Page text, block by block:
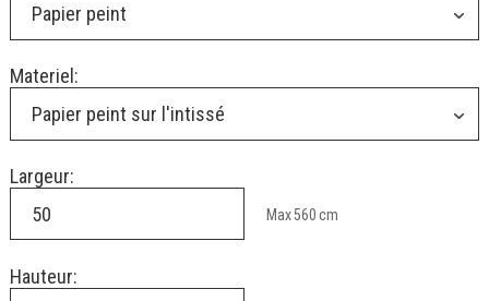
Papier peint
Materiel:
Papier peint sur l'intissé
Largeur:
Max560cm
Hauteur: